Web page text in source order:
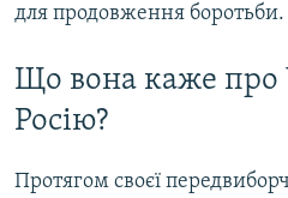
для продовження боротьби.
Що вона каже про
Росію?
Протягом своєї